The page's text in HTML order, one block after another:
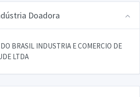
Doadora
BRASIL INDUSTRIA E COMERCIO DE
LTDA